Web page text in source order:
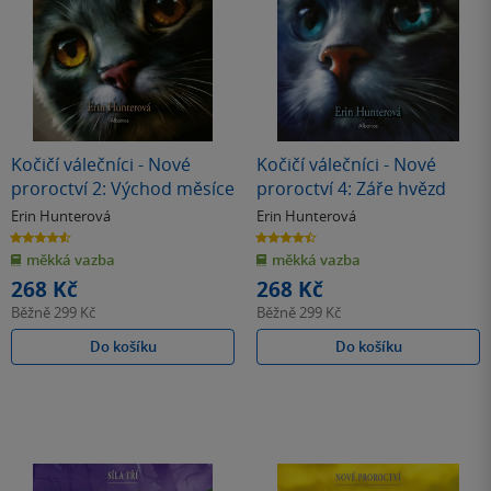
Kočičí válečníci - Nové
proroctví 2: Východ měsíce
Erin Hunterová
4.6
z
5
hvězdiček
měkká vazba
268 Kč
Běžně299 Kč
Do košíku
Kočičí válečníci - Nové
proroctví 4: Záře hvězd
Erin Hunterová
4.5
z
5
hvězdiček
měkká vazba
268 Kč
Běžně299 Kč
Do košíku